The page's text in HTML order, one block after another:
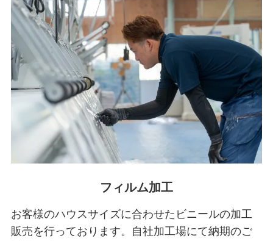
フィルム加工
お客様のハウスサイズに合わせたビニールの加工
販売を行っております。自社加工場にて納期のご